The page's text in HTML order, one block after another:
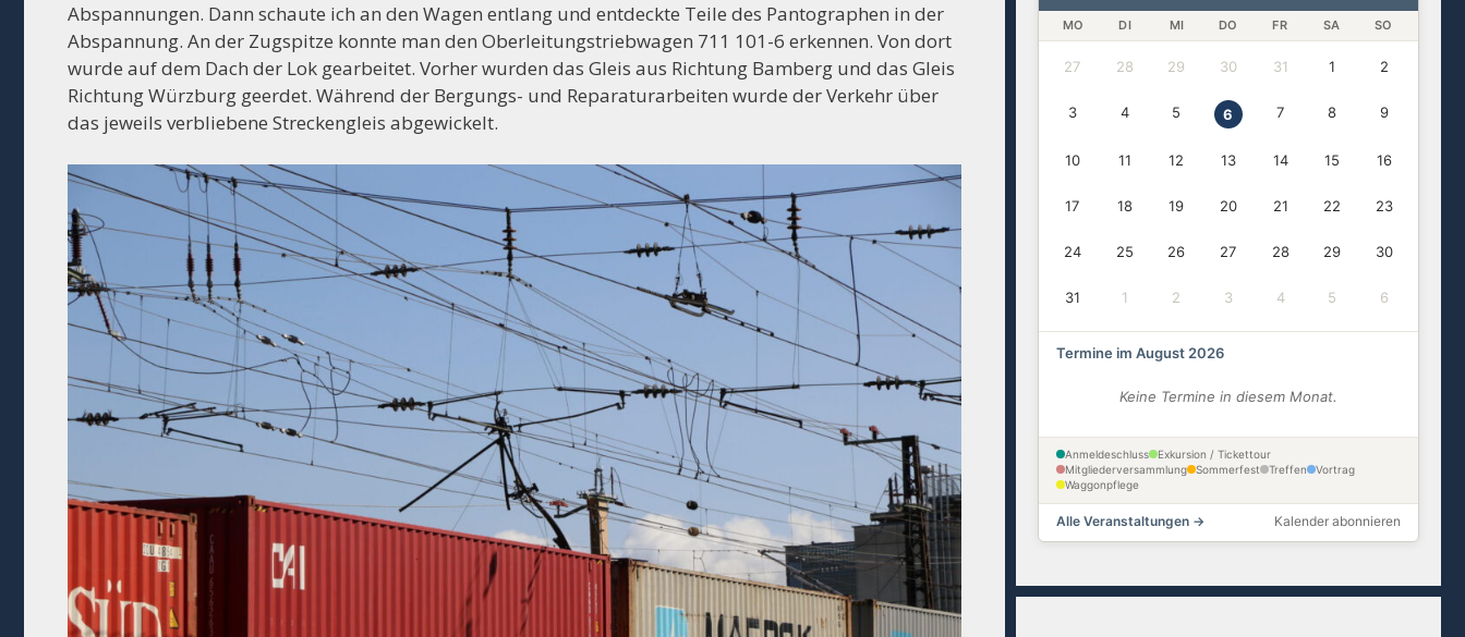
Abspannungen. Dann schaute ich an den Wagen entlang und entdeckte Teile des Pantographen in der
Abspannung. An der Zugspitze konnte man den Oberleitungstriebwagen 711 101-6 erkennen. Von dort
wurde auf dem Dach der Lok gearbeitet. Vorher wurden das Gleis aus Richtung Bamberg und das Gleis
Richtung Würzburg geerdet. Während der Bergungs- und Reparaturarbeiten wurde der Verkehr über
das jeweils verbliebene Streckengleis abgewickelt.
MO DI MI DO FR SA SO
27 28 29 30 31 1 2
3 4 5 6 7 8 9
10 11 12 13 14 15 16
17 18 19 20 21 22 23
24 25 26 27 28 29 30
31 1 2 3 4 5 6
Termine im August 2026
Keine Termine in diesem Monat.
Anmeldeschluss
Exkursion / Tickettour
Mitgliederversammlung
Sommerfest Treffen
Vortrag
Waggonpflege
Alle Veranstaltungen → Kalender abonnieren